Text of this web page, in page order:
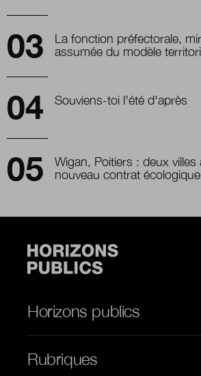
La fonction préfectorale,
assumée du modèle
Souviens-toi l’été d'après
Wigan, Poitiers : deux villes
nouveau contrat
Horizons publics
Rubriques